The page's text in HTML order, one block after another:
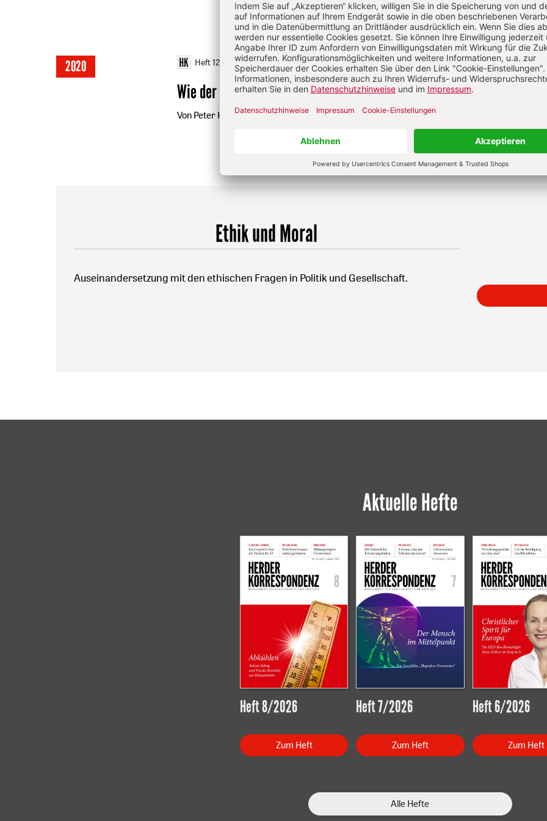
2020 Heft 12/2020S. 29-31
Wie der Katholizismus den Kapitalismus bremste:(K)eine Frage von
Von Peter Hersche
Ethik und Moral
Auseinandersetzung mit den ethischen Fragen in Politik und Gesellschaft.
Aktuelle Hefte
Heft 8/2026
Zum Heft
Heft 7/2026
Zum Heft
Heft 6/2026
Zum Heft
Alle Hefte